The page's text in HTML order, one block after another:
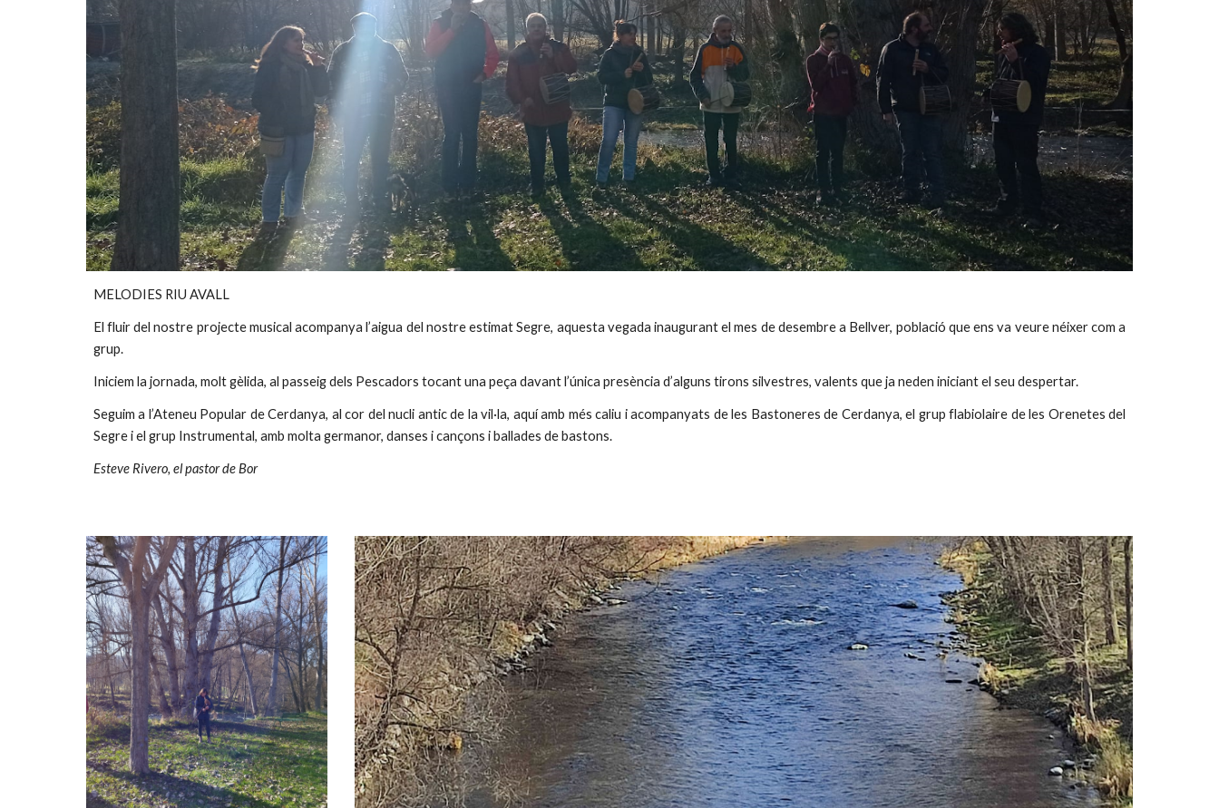
MELODIES RIU AVALL
El fluir del nostre projecte musical acompanya l’aigua del nostre estimat Segre, aquesta vegada inaugurant el mes de desembre a Bellver, població que ens va veure néixer com a
grup.
Iniciem la jornada, molt gèlida, al passeig dels Pescadors tocant una peça davant l’única presència d’alguns tirons silvestres, valents que ja neden iniciant el seu despertar.
Seguim a l’Ateneu Popular de Cerdanya, al cor del nucli antic de la vil·la, aquí amb més caliu i acompanyats de les Bastoneres de Cerdanya, el grup flabiolaire de les Orenetes del
Segre i el grup Instrumental, amb molta germanor, danses i cançons i ballades de bastons.
Esteve Rivero, el pastor de Bor